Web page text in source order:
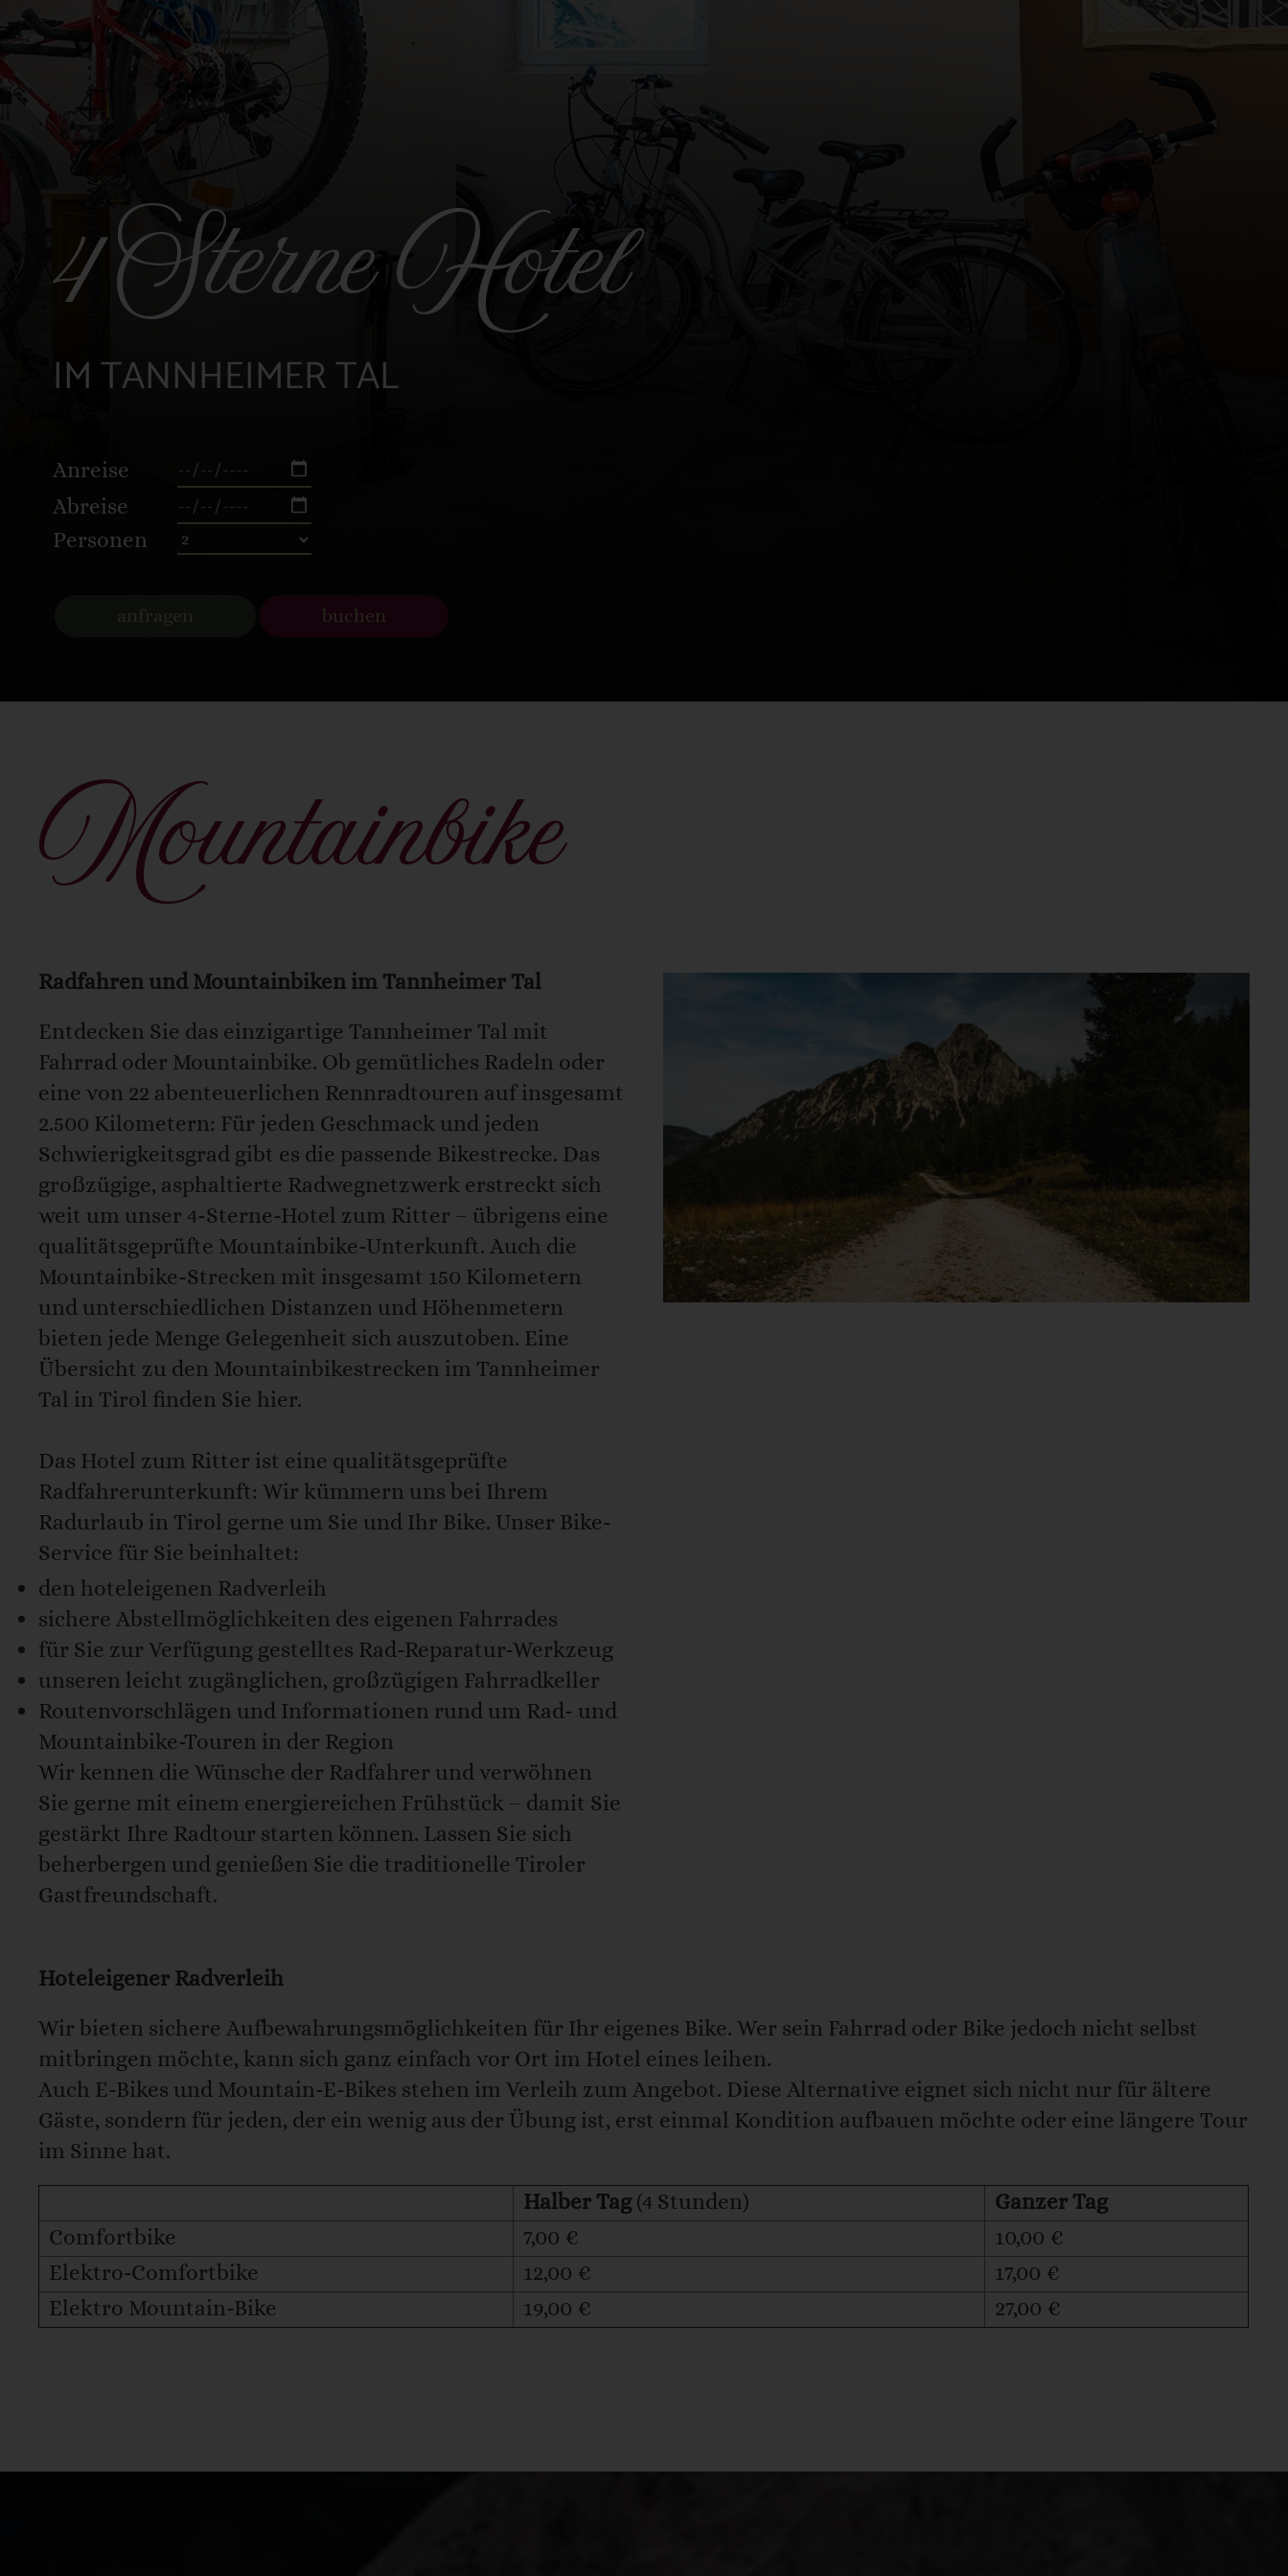
4 Sterne Hotel
IM TANNHEIMER TAL
Anreise
Abreise
Personen
anfragen buchen
Mountainbike
Radfahren und Mountainbiken im Tannheimer Tal
Entdecken Sie das einzigartige Tannheimer Tal mit
Fahrrad oder Mountainbike. Ob gemütliches Radeln oder
eine von 22 abenteuerlichen Rennradtouren auf insgesamt
2.500 Kilometern: Für jeden Geschmack und jeden
Schwierigkeitsgrad gibt es die passende Bikestrecke. Das
großzügige, asphaltierte Radwegnetzwerk erstreckt sich
weit um unser 4-Sterne-Hotel zum Ritter – übrigens eine
qualitätsgeprüfte Mountainbike-Unterkunft. Auch die
Mountainbike-Strecken mit insgesamt 150 Kilometern
und unterschiedlichen Distanzen und Höhenmetern
bieten jede Menge Gelegenheit sich auszutoben. Eine
Übersicht zu den Mountainbikestrecken im Tannheimer
Tal in Tirol finden Sie hier.
Das Hotel zum Ritter ist eine qualitätsgeprüfte
Radfahrerunterkunft: Wir kümmern uns bei Ihrem
Radurlaub in Tirol gerne um Sie und Ihr Bike. Unser Bike-
Service für Sie beinhaltet:
den hoteleigenen Radverleih
sichere Abstellmöglichkeiten des eigenen Fahrrades
für Sie zur Verfügung gestelltes Rad-Reparatur-Werkzeug
unseren leicht zugänglichen, großzügigen Fahrradkeller
Routenvorschlägen und Informationen rund um Rad- und
Mountainbike-Touren in der Region
Wir kennen die Wünsche der Radfahrer und verwöhnen
Sie gerne mit einem energiereichen Frühstück – damit Sie
gestärkt Ihre Radtour starten können. Lassen Sie sich
beherbergen und genießen Sie die traditionelle Tiroler
Gastfreundschaft.
Hoteleigener Radverleih
Wir bieten sichere Aufbewahrungsmöglichkeiten für Ihr eigenes Bike. Wer sein Fahrrad oder Bike jedoch nicht selbst
mitbringen möchte, kann sich ganz einfach vor Ort im Hotel eines leihen.
Auch E-Bikes und Mountain-E-Bikes stehen im Verleih zum Angebot. Diese Alternative eignet sich nicht nur für ältere
Gäste, sondern für jeden, der ein wenig aus der Übung ist, erst einmal Kondition aufbauen möchte oder eine längere Tour
im Sinne hat.
Halber Tag(4 Stunden)
Ganzer Tag
Comfortbike
7,00 €
10,00 €
Elektro-Comfortbike
12,00 €
17,00 €
Elektro Mountain-Bike
19,00 € 27,00 €